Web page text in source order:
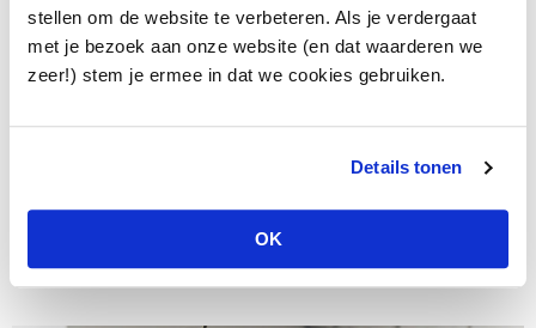
stellen om de website te verbeteren. Als je verdergaat
met je bezoek aan onze website (en dat waarderen we
zeer!) stem je ermee in dat we cookies gebruiken.
Details tonen
OK
gezamenlijk te komen tot een antwoord op de vraag ‘wat
zien we en welke acties liggen voor de hand?’
een hele afdeling gezamenlijk komen tot een antwoord op
de volgende vragen: Wat willen we behouden? Wat kan en
niet doen?
We lichten de mogelijkheden graag nader toe!